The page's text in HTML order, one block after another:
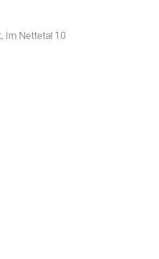
Im Nettetal 10